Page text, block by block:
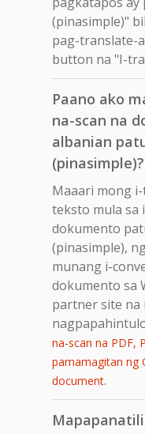
(pinasimple)"
pag-translate-
button na "I-
Paano ako
na-scan na
albanian
(pinasimple)?
Maaari mong
teksto mula sa
dokumento
(pinasimple),
munang i-
dokumento sa
partner site na
na-scan na PDF,
pamamagitan ng
document.